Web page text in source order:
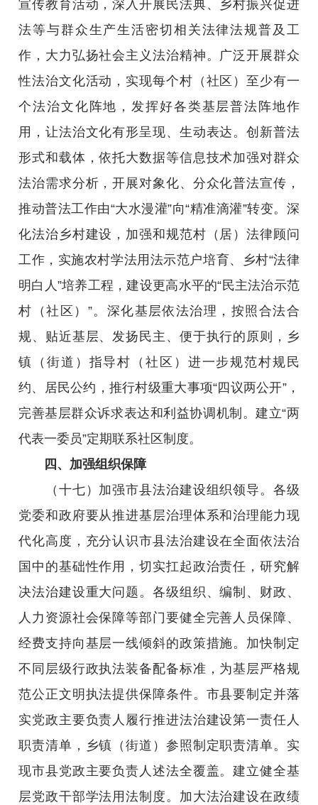
宣传教育活动，深入开展民法典、乡村振兴促进
法等与群众生产生活密切相关法律法规普及工
作，大力弘扬社会主义法治精神。广泛开展群众
性法治文化活动，实现每个村（社区）至少有一
个法治文化阵地，发挥好各类基层普法阵地作
用，让法治文化有形呈现、生动表达。创新普法
形式和载体，依托大数据等信息技术加强对群众
法治需求分析，开展对象化、分众化普法宣传，
推动普法工作由“大水漫灌”向“精准滴灌”转变。深
化法治乡村建设，加强和规范村（居）法律顾问
工作，实施农村学法用法示范户培育、乡村“法律
明白人”培养工程，建设更高水平的“民主法治示范
村（社区）”。深化基层依法治理，按照合法合
规、贴近基层、发扬民主、便于执行的原则，乡
镇（街道）指导村（社区）进一步规范村规民
约、居民公约，推行村级重大事项“四议两公开”，
完善基层群众诉求表达和利益协调机制。建立“两
代表一委员”定期联系社区制度。
四、加强组织保障
（十七）加强市县法治建设组织领导。各级
党委和政府要从推进基层治理体系和治理能力现
代化高度，充分认识市县法治建设在全面依法治
国中的基础性作用，切实扛起政治责任，研究解
决法治建设重大问题。各级组织、编制、财政、
人力资源社会保障等部门要健全完善人员保障、
经费支持向基层一线倾斜的政策措施。加快制定
不同层级行政执法装备配备标准，为基层严格规
范公正文明执法提供保障条件。市县要制定并落
实党政主要负责人履行推进法治建设第一责任人
职责清单，乡镇（街道）参照制定职责清单。实
现市县党政主要负责人述法全覆盖。建立健全基
层党政干部学法用法制度。加大法治建设在政绩